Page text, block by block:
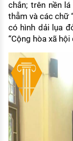
chắn; trên nền
thẫm và các chữ
có hình dải lụa
“Cộng hòa xã